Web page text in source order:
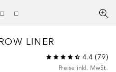
LINER
4.4(79)
Preise inkl. MwSt.